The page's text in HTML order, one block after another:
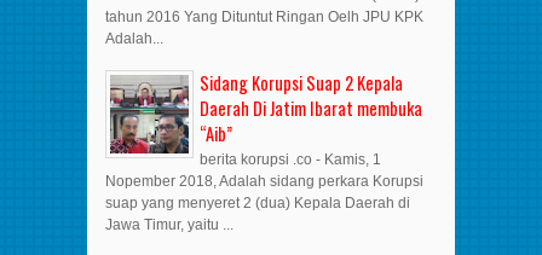
tahun 2016 Yang Dituntut Ringan Oelh JPU KPK
Adalah...
Sidang Korupsi Suap 2 Kepala
Daerah Di Jatim Ibarat membuka
“Aib”
berita korupsi .co - Kamis, 1
Nopember 2018, Adalah sidang perkara Korupsi
suap yang menyeret 2 (dua) Kepala Daerah di
Jawa Timur, yaitu ...